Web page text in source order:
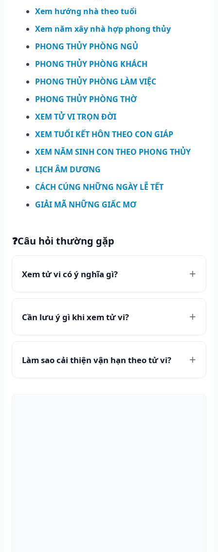
Xem hướng nhà theo tuổi
Xem năm xây nhà hợp phong thủy
PHONG THỦY PHÒNG NGỦ
PHONG THỦY PHÒNG KHÁCH
PHONG THỦY PHÒNG LÀM VIỆC
PHONG THỦY PHÒNG THỜ
XEM TỬ VI TRỌN ĐỜI
XEM TUỔI KẾT HÔN THEO CON GIÁP
XEM NĂM SINH CON THEO PHONG THỦY
LỊCH ÂM DƯƠNG
CÁCH CÚNG NHỮNG NGÀY LỄ TẾT
GIẢI MÃ NHỮNG GIẤC MƠ
❓Câu hỏi thường gặp
Xem tử vi có ý nghĩa gì?
Cần lưu ý gì khi xem tử vi?
Làm sao cải thiện vận hạn theo tử vi?